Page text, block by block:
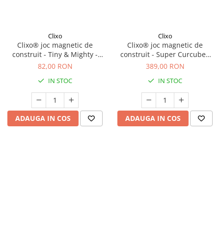
Clixo
Clixo® joc magnetic de
construit - Tiny & Mighty -
Ocean (9 piese)
82,00 RON
IN STOC
ADAUGA IN COS
Clixo
Clixo® joc magnetic de
construit - Super Curcubeu
(60 piese)
389,00 RON
IN STOC
ADAUGA IN COS